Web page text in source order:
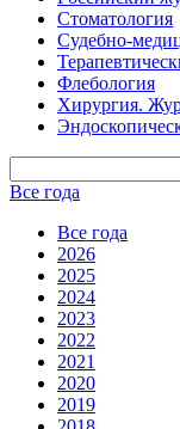
Стоматология
Судебно-
Флебология
Хирургия.
Все года
Все года
2026
2025
2024
2023
2022
2021
2020
2019